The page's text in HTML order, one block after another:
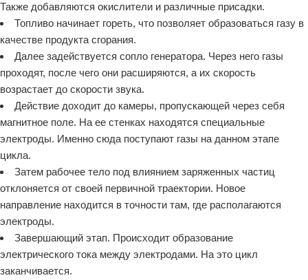
Также добавляются окислители и различные присадки.
Топливо начинает гореть, что позволяет образоваться газу в
качестве продукта сгорания.
Далее задействуется сопло генератора. Через него газы
проходят, после чего они расширяются, а их скорость
возрастает до скорости звука.
Действие доходит до камеры, пропускающей через себя
магнитное поле. На ее стенках находятся специальные
электроды. Именно сюда поступают газы на данном этапе
цикла.
Затем рабочее тело под влиянием заряженных частиц
отклоняется от своей первичной траектории. Новое
направление находится в точности там, где располагаются
электроды.
Завершающий этап. Происходит образование
электрического тока между электродами. На это цикл
заканчивается.